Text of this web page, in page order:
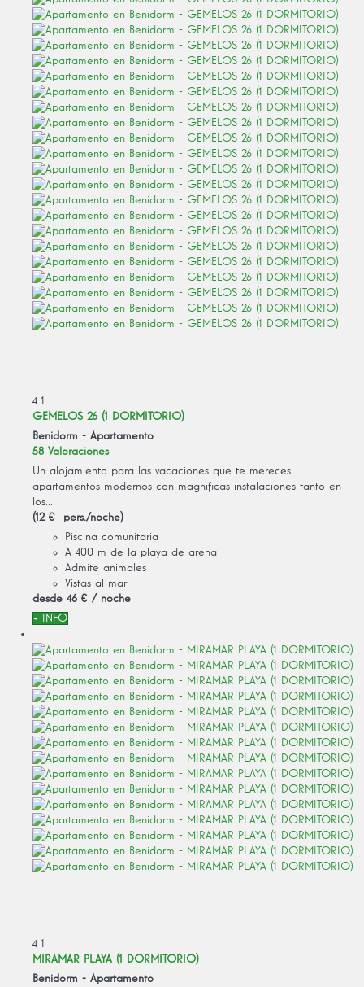
4 1
GEMELOS 26 (1 DORMITORIO)
Benidorm - Apartamento
58 Valoraciones
Un alojamiento para las vacaciones que te mereces,
apartamentos modernos con magnificas instalaciones tanto en
los...
(12 € pers./noche)
Piscina comunitaria
A 400 m de la playa de arena
Admite animales
Vistas al mar
desde 46 € / noche
+ INFO
4 1
MIRAMAR PLAYA (1 DORMITORIO)
Benidorm - Apartamento